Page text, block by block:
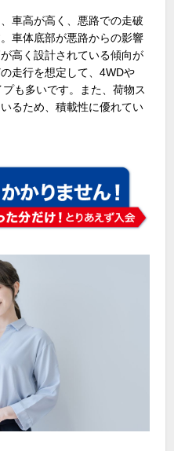
車高が高く、悪路での走破
車体底部が悪路からの影響
高く設計されている傾向が
走行を想定して、4WDや
も多いです。また、荷物ス
るため、積載性に優れてい